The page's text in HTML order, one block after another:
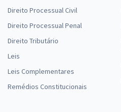
Direito Processual Civil
Direito Processual Penal
Direito Tributário
Leis
Leis Complementares
Remédios Constitucionais